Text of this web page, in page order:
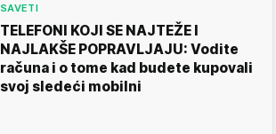
SAVETI
TELEFONI KOJI SE NAJTEŽE I
NAJLAKŠE POPRAVLJAJU: Vodite
računa i o tome kad budete kupovali
svoj sledeći mobilni